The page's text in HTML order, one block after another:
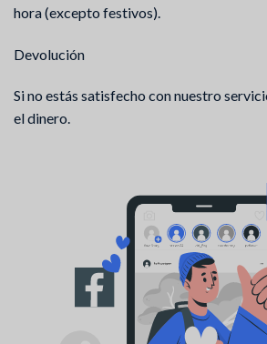
hora (excepto festivos).
Devolución
Si no estás satisfecho con nuestro
el dinero.